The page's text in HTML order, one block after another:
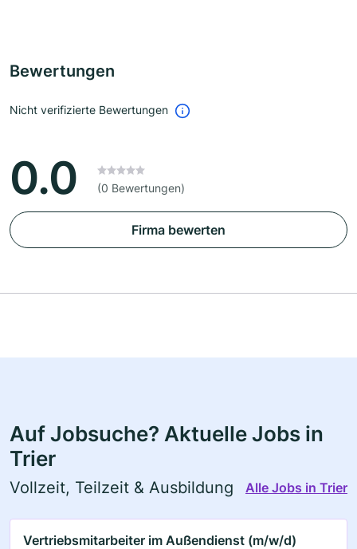
Bewertungen
Nicht verifizierte Bewertungen
0.0 (0 Bewertungen)
Firma bewerten
Auf Jobsuche? Aktuelle Jobs in
Trier
Vollzeit, Teilzeit & Ausbildung Alle Jobs in Trier
Vertriebsmitarbeiter im Außendienst (m/w/d)